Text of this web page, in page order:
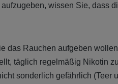
wissen Sie, dass
das Rauchen aufgeben
täglich regelmäßig Nikotin
sonderlich gefährlich (Teer